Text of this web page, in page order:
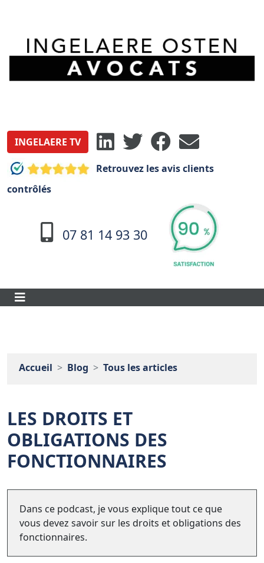
INGELAERE TV
Retrouvez les avis clients
contrôlés
07 81 14 93 30
Accueil Blog Tous les articles
LES DROITS ET
OBLIGATIONS DES
FONCTIONNAIRES
Dans ce podcast, je vous explique tout ce que
vous devez savoir sur les droits et obligations des
fonctionnaires.